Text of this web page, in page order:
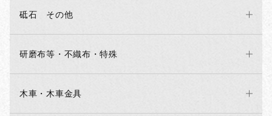
砥石 その他
研磨布等・不織布・特殊
木車・木車金具